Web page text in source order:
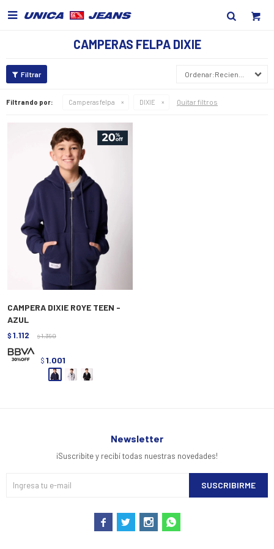

CAMPERAS FELPA DIXIE
Recientes
Filtrando por: Camperas felpa DIXIE Quitar filtros
CAMPERA DIXIE ROYE TEEN -
AZUL
$ 1.112 $ 1.390
$ 1.001
Newsletter
¡Suscribite y recibí todas nuestras novedades!
SUSCRIBIRME
   